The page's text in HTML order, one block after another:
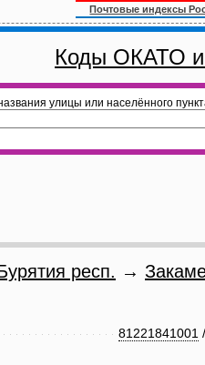
Почтовые индексы
Коды ОКАТО
улицы или населённого
респ. →
81221841001